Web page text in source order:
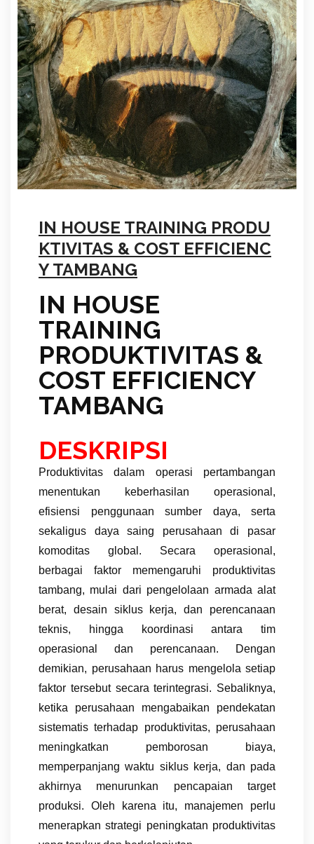
IN HOUSE TRAINING PRODU
KTIVITAS & COST EFFICIENC
Y TAMBANG
IN HOUSE
TRAINING
PRODUKTIVITAS &
COST EFFICIENCY
TAMBANG
DESKRIPSI
Produktivitas dalam operasi pertambangan
menentukan keberhasilan operasional,
efisiensi penggunaan sumber daya, serta
sekaligus daya saing perusahaan di pasar
komoditas global. Secara operasional,
berbagai faktor memengaruhi produktivitas
tambang, mulai dari pengelolaan armada alat
berat, desain siklus kerja, dan perencanaan
teknis, hingga koordinasi antara tim
operasional dan perencanaan. Dengan
demikian, perusahaan harus mengelola setiap
faktor tersebut secara terintegrasi. Sebaliknya,
ketika perusahaan mengabaikan pendekatan
sistematis terhadap produktivitas, perusahaan
meningkatkan pemborosan biaya,
memperpanjang waktu siklus kerja, dan pada
akhirnya menurunkan pencapaian target
produksi. Oleh karena itu, manajemen perlu
menerapkan strategi peningkatan produktivitas